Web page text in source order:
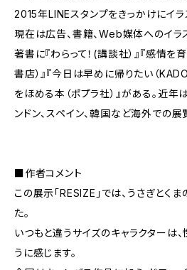
2015年LINEスタンプをきっかけにイラ
現在は広告、書籍、Web媒体へのイラ
著書に『わらって！(講談社）』『感情
書店）』『今日は早めに帰りたい（
をほめる本（ポプラ社）』がある。近
ンドン、スペイン、韓国など海外での展
■作者コメント
この展示「RESIZE」では、うさぎとく
た。
いつもと違うサイズのキャラクターは
うに感じます。